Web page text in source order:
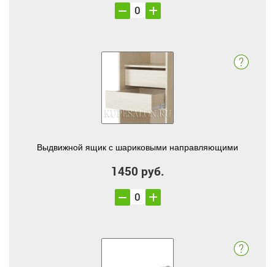
Выдвижной ящик с шариковыми направляющими
1450 руб.